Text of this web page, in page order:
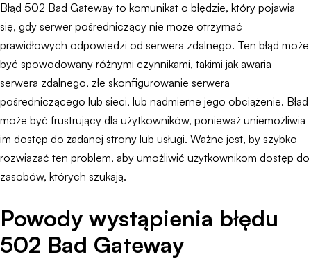
Błąd 502 Bad Gateway to komunikat o błędzie, który pojawia
się, gdy serwer pośredniczący nie może otrzymać
prawidłowych odpowiedzi od serwera zdalnego. Ten błąd może
być spowodowany różnymi czynnikami, takimi jak awaria
serwera zdalnego, złe skonfigurowanie serwera
pośredniczącego lub sieci, lub nadmierne jego obciążenie. Błąd
może być frustrujący dla użytkowników, ponieważ uniemożliwia
im dostęp do żądanej strony lub usługi. Ważne jest, by szybko
rozwiązać ten problem, aby umożliwić użytkownikom dostęp do
zasobów, których szukają.
Powody wystąpienia błędu
502 Bad Gateway